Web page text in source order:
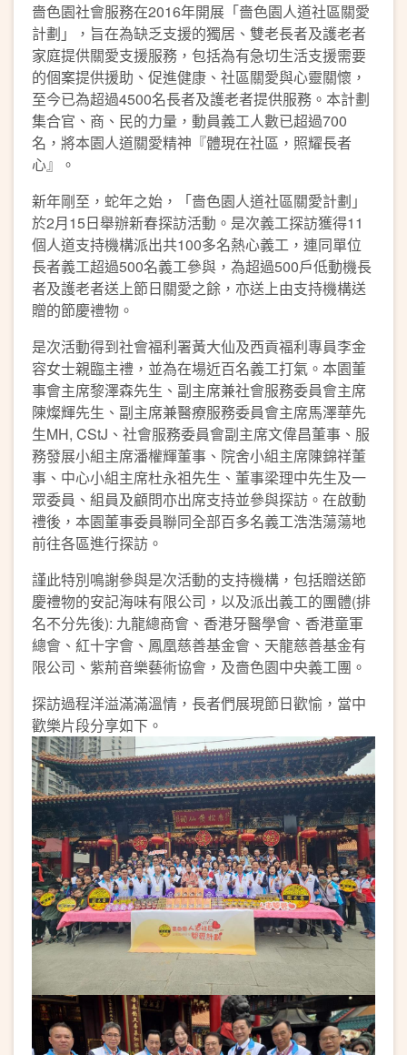
嗇色園社會服務在2016年開展「嗇色園人道社區關愛
計劃」，旨在為缺乏支援的獨居、雙老長者及護老者
家庭提供關愛支援服務，包括為有急切生活支援需要
的個案提供援助、促進健康、社區關愛與心靈關懷，
至今已為超過4500名長者及護老者提供服務。本計劃
集合官、商、民的力量，動員義工人數已超過700
名，將本園人道關愛精神『體現在社區，照耀長者
心』。
新年剛至，蛇年之始，「嗇色園人道社區關愛計劃」
於2月15日舉辦新春探訪活動。是次義工探訪獲得11
個人道支持機構派出共100多名熱心義工，連同單位
長者義工超過500名義工參與，為超過500戶低動機長
者及護老者送上節日關愛之餘，亦送上由支持機構送
贈的節慶禮物。
是次活動得到社會福利署黃大仙及西貢福利專員李金
容女士親臨主禮，並為在場近百名義工打氣。本園董
事會主席黎澤森先生、副主席兼社會服務委員會主席
陳燦輝先生、副主席兼醫療服務委員會主席馬澤華先
生MH, CStJ、社會服務委員會副主席文偉昌董事、服
務發展小組主席潘權輝董事、院舍小組主席陳錦祥董
事、中心小組主席杜永祖先生、董事梁理中先生及一
眾委員、組員及顧問亦出席支持並參與探訪。在啟動
禮後，本園董事委員聯同全部百多名義工浩浩蕩蕩地
前往各區進行探訪。
謹此特別鳴謝參與是次活動的支持機構，包括贈送節
慶禮物的安記海味有限公司，以及派出義工的團體(排
名不分先後): 九龍總商會、香港牙醫學會、香港童軍
總會、紅十字會、鳳凰慈善基金會、天龍慈善基金有
限公司、紫荊音樂藝術協會，及嗇色園中央義工團。
探訪過程洋溢滿滿溫情，長者們展現節日歡愉，當中
歡樂片段分享如下。